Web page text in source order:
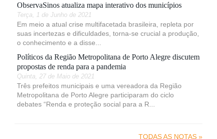
ObservaSinos atualiza mapa interativo dos municípios
Terça, 1 de Junho de 2021
Em meio a atual crise multifacetada brasileira, repleta por
suas incertezas e dificuldades, torna-se crucial a produção,
o conhecimento e a disse...
Políticos da Região Metropolitana de Porto Alegre discutem
propostas de renda para a pandemia
Quinta, 27 de Maio de 2021
Três prefeitos municipais e uma vereadora da Região
Metropolitana de Porto Alegre participaram do ciclo
debates “Renda e proteção social para a R...
TODAS AS NOTAS »